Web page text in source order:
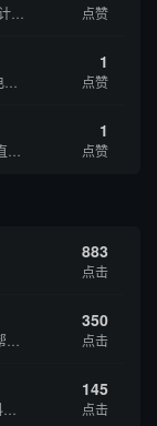
点赞
1
点赞
1
点赞
883
点击
350
点击
145
点击